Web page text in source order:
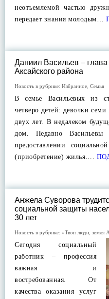
неотъемлемой частью
передает знания молодым…
Даниил Васильев –
Аксайского района
Новость в рубрике: Избранное Семья
В семье Васильевых из
четверо детей: девочки
двух лет. В недалеком
дом. Недавно Васильевы
предоставлении
(приобретение) жилья….
Анжела Суворова
социальной защиты
30 лет
Новость в рубрике: «Твои люди, земля
Сегодня социальный
работник – профессия
важная и
востребованная. От
качества оказания услуг